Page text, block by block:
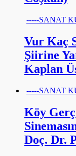
-----SANAT
Vur Kaç
Şiirine
Kaplan
-----SANAT
Köy
Doç. Dr.